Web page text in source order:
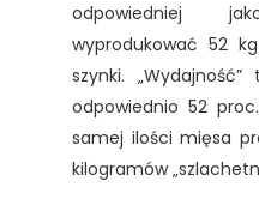
odpowiedniej
wyprodukować 52
szynki.
odpowiednio 52
samej ilości mięsa
kilogramów